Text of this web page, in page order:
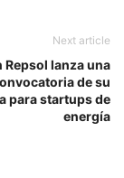
Next article
Repsol lanza una
de su
para startups de
energía